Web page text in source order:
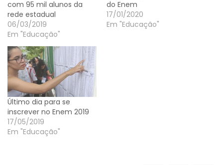
com 95 mil alunos da
rede estadual
06/03/2019
Em "Educação"
do Enem
17/01/2020
Em "Educação"
Último dia para se
inscrever no Enem 2019
17/05/2019
Em "Educação"